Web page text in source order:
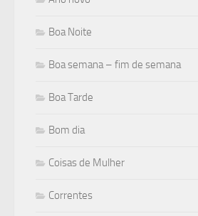
Boa Noite
Boa semana – fim de semana
Boa Tarde
Bom dia
Coisas de Mulher
Correntes